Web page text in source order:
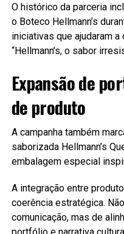
O histórico da parceria
o Boteco Hellmann’s
iniciativas que ajudaram
“Hellmann’s, o sabor
Expansão de
de produto
A campanha também
saborizada Hellmann’s
embalagem especial
A integração entre
coerência estratégica.
comunicação, mas de